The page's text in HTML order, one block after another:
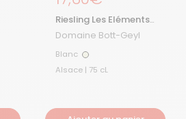
Riesling Les Eléments
2023
Domaine Bott-Geyl
Blanc Blanc
Alsace | 75 cL